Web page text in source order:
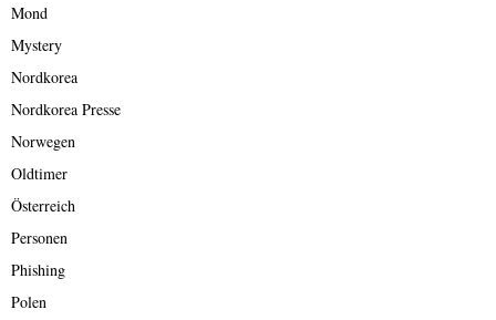
Mond
Mystery
Nordkorea
Nordkorea Presse
Norwegen
Oldtimer
Österreich
Personen
Phishing
Polen